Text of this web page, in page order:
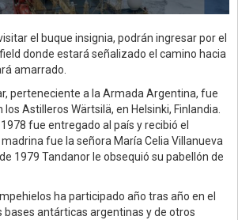
el buque insignia, podrán ingresar por el
donde estará señalizado el camino hacia
amarrado.
perteneciente a la Armada Argentina, fue
Astilleros Wärtsilä, en Helsinki, Finlandia.
fue entregado al país y recibió el
madrina fue la señora María Celia Villanueva
1979 Tandanor le obsequió su pabellón de
ha participado año tras año en el
antárticas argentinas y de otros